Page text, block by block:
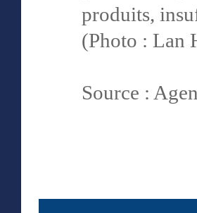
produits,
(Photo : Lan
Source :